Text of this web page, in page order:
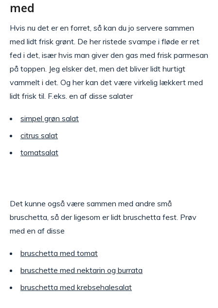
med
Hvis nu det er en forret, så kan du jo servere sammen
med lidt frisk grønt. De her ristede svampe i fløde er ret
fed i det, især hvis man giver den gas med frisk parmesan
på toppen. Jeg elsker det, men det bliver lidt hurtigt
vammelt i det. Og her kan det være virkelig lækkert med
lidt frisk til. F.eks. en af disse salater
simpel grøn salat
citrus salat
tomatsalat
Det kunne også være sammen med andre små
bruschetta, så der ligesom er lidt bruschetta fest. Prøv
med en af disse
bruschetta med tomat
bruschette med nektarin og burrata
bruschetta med krebsehalesalat